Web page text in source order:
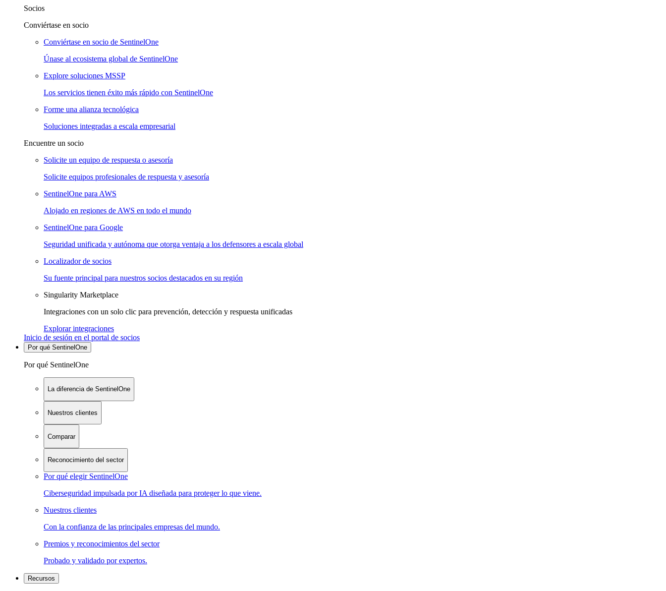
Socios
Conviértase en socio
Conviértase en socio de SentinelOne
Únase al ecosistema global de SentinelOne
Explore soluciones MSSP
Los servicios tienen éxito más rápido con SentinelOne
Forme una alianza tecnológica
Soluciones integradas a escala empresarial
Encuentre un socio
Solicite un equipo de respuesta o asesoría
Solicite equipos profesionales de respuesta y asesoría
SentinelOne para AWS
Alojado en regiones de AWS en todo el mundo
SentinelOne para Google
Seguridad unificada y autónoma que otorga ventaja a los defensores a escala global
Localizador de socios
Su fuente principal para nuestros socios destacados en su región
Singularity Marketplace
Integraciones con un solo clic para prevención, detección y respuesta unificadas
Explorar integraciones
Inicio de sesión en el portal de socios
Por qué SentinelOne
Por qué SentinelOne
La diferencia de SentinelOne
Nuestros clientes
Comparar
Reconocimiento del sector
Por qué elegir SentinelOne
Ciberseguridad impulsada por IA diseñada para proteger lo que viene.
Nuestros clientes
Con la confianza de las principales empresas del mundo.
Premios y reconocimientos del sector
Probado y validado por expertos.
Recursos